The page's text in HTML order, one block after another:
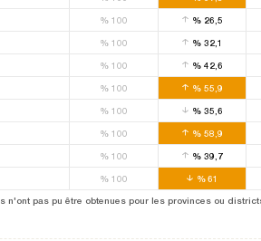
% 100 % 26,5
% 100 % 32,1
% 100 % 42,6
% 100 % 55,9
% 100 % 35,6
% 100 % 58,9
% 100 % 39,7
% 100 %61
pas pu être obtenues pour les provinces ou